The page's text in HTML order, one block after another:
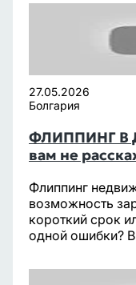
27.05.2026
Болгария
ФЛИППИНГ В
вам не
Флиппинг
возможность
короткий срок
одной ошибки?